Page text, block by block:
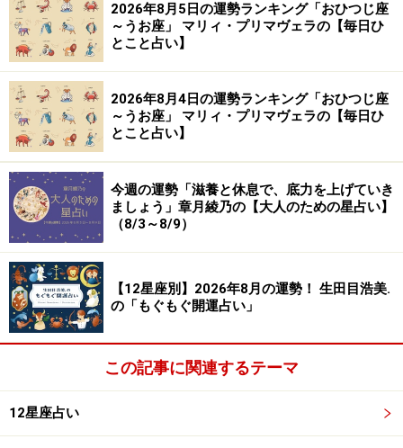
2026年8月5日の運勢ランキング「おひつじ座
～うお座」 マリィ・プリマヴェラの【毎日ひ
とこと占い】
2026年8月4日の運勢ランキング「おひつじ座
～うお座」 マリィ・プリマヴェラの【毎日ひ
とこと占い】
今週の運勢「滋養と休息で、底力を上げていき
ましょう」章月綾乃の【大人のための星占い】
（8/3～8/9）
【12星座別】2026年8月の運勢！ 生田目浩美.
の「もぐもぐ開運占い」
この記事に関連するテーマ
12星座占い